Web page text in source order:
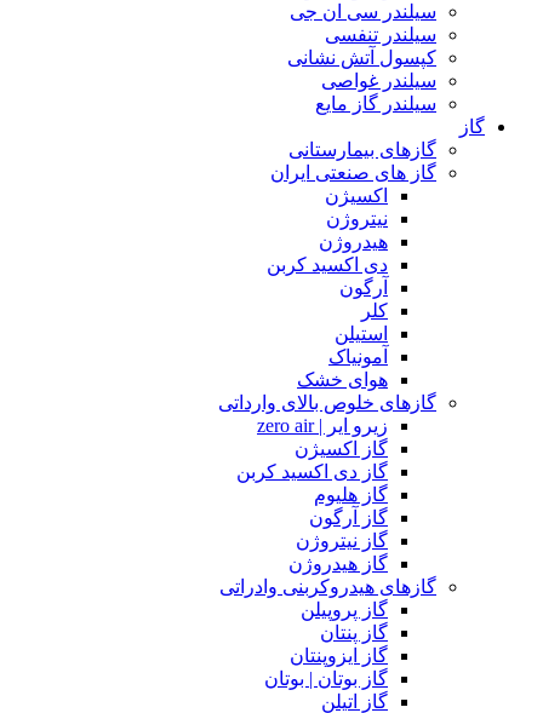
سیلندر سی ان جی
سیلندر تنفسی
کپسول آتش نشانی
سیلندر غواصی
سیلندر گاز مایع
گاز
گازهای بیمارستانی
گاز های صنعتی ایران
اکسیژن
نیتروژن
هیدروژن
دی اکسید کربن
آرگون
کلر
استیلن
آمونیاک
هوای خشک
گازهای خلوص بالای وارداتی
زیرو ایر | zero air
گاز اکسیژن
گاز دی اکسید کربن
گاز هلیوم
گاز آرگون
گاز نیتروژن
گاز هیدروژن
گازهای هیدروکربنی وادراتی
گاز پروپیلن
گاز پنتان
گاز ایزوپنتان
گاز بوتان | بوتان
گاز اتیلن